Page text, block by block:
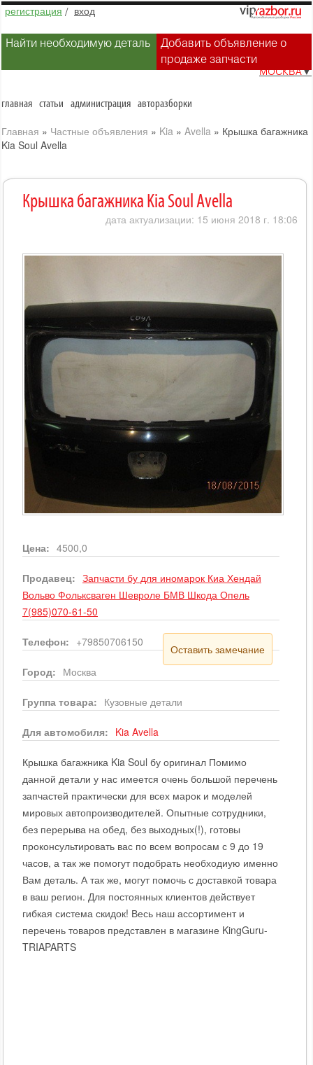
регистрация / вход
Найти необходимую деталь
Добавить объявление о
продаже запчасти
МОСКВА▼
главная статьи администрация авторазборки
Главная » Частные объявления » Kia » Avella » Крышка багажника
Kia Soul Avella
Крышка багажника Kia Soul Avella
дата актуализации: 15 июня 2018 г. 18:06
Цена: 4500,0
Продавец: Запчасти бу для иномарок Киа Хендай
Вольво Фольксваген Шевроле БМВ Шкода Опель
7(985)070-61-50
Телефон: +79850706150
Оставить замечание
Город: Москва
Группа товара: Кузовные детали
Для автомобиля: Kia Avella
Крышка багажника Kia Soul бу оригинал Помимо
данной детали у нас имеется очень большой перечень
запчастей практически для всех марок и моделей
мировых автопроизводителей. Опытные сотрудники,
без перерыва на обед, без выходных(!), готовы
проконсультировать вас по всем вопросам с 9 до 19
часов, а так же помогут подобрать необходиую именно
Вам деталь. А так же, могут помочь с доставкой товара
в ваш регион. Для постоянных клиентов действует
гибкая система скидок! Весь наш ассортимент и
перечень товаров представлен в магазине KingGuru-
TRIAPARTS